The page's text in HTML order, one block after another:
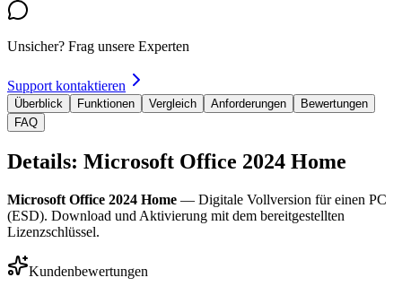
Unsicher? Frag unsere Experten
Support kontaktieren
Überblick Funktionen Vergleich Anforderungen
Bewertungen
FAQ
Details: Microsoft Office 2024 Home
Microsoft Office 2024 Home — Digitale Vollversion für einen PC
(ESD). Download und Aktivierung mit dem bereitgestellten
Lizenzschlüssel.
Kundenbewertungen